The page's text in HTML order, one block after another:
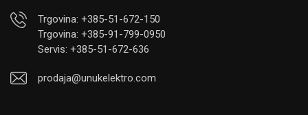
Trgovina: +385-51-672-150
Trgovina: +385-91-799-0950
Servis: +385-51-672-636
prodaja@unukelektro.com